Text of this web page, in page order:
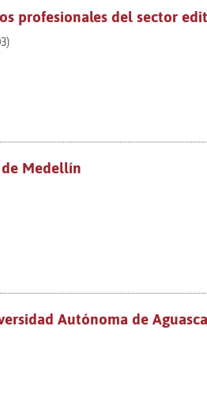
profesionales del sector
de Medellín
Autónoma de